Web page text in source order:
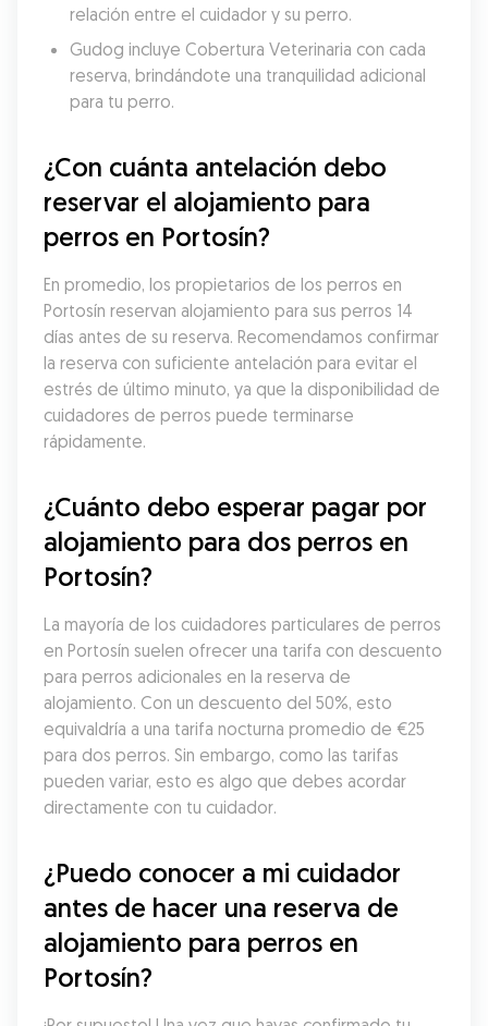
relación entre el cuidador y su perro.
Gudog incluye Cobertura Veterinaria con cada
reserva, brindándote una tranquilidad adicional
para tu perro.
¿Con cuánta antelación debo
reservar el alojamiento para
perros en Portosín?
En promedio, los propietarios de los perros en
Portosín reservan alojamiento para sus perros 14
días antes de su reserva. Recomendamos confirmar
la reserva con suficiente antelación para evitar el
estrés de último minuto, ya que la disponibilidad de
cuidadores de perros puede terminarse
rápidamente.
¿Cuánto debo esperar pagar por
alojamiento para dos perros en
Portosín?
La mayoría de los cuidadores particulares de perros
en Portosín suelen ofrecer una tarifa con descuento
para perros adicionales en la reserva de
alojamiento. Con un descuento del 50%, esto
equivaldría a una tarifa nocturna promedio de €25
para dos perros. Sin embargo, como las tarifas
pueden variar, esto es algo que debes acordar
directamente con tu cuidador.
¿Puedo conocer a mi cuidador
antes de hacer una reserva de
alojamiento para perros en
Portosín?